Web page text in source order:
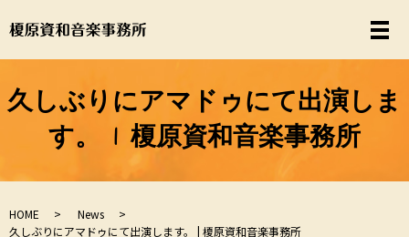
久しぶりにアマドゥにて出演しま
す。 | 榎原資和音楽事務所
HOME
News
久しぶりにアマドゥにて出演します。 | 榎原資和音楽事務所